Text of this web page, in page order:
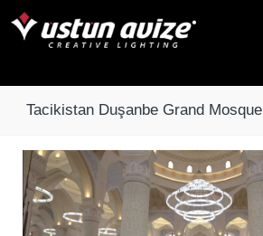
Tacikistan Duşanbe Grand Mosque